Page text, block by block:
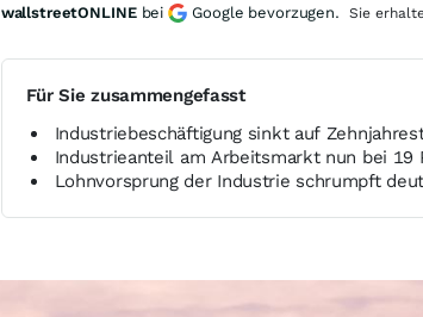
Für Sie zusammengefasst
Industriebeschäftigung sinkt auf
Industrieanteil am Arbeitsmarkt nun bei 19
Lohnvorsprung der Industrie schrumpft
wallstreetONLINE bei Google bevorzugen. Sie